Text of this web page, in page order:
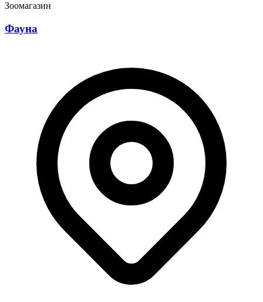
Зоомагазин
Фауна